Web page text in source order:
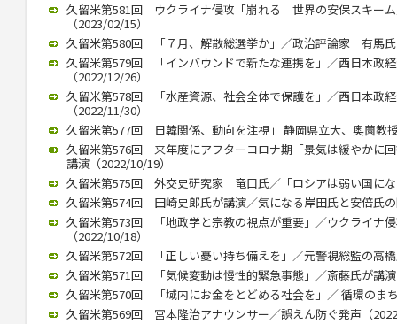
久留米第581回 ウクライナ侵攻「崩れる 世界の安保スキー
（2023/02/15）
久留米第580回 「７月、解散総選挙か」／政治評論家 有馬
久留米第579回 「インバウンドで新たな連携を」／西日本政
（2022/12/26）
久留米第578回 「水産資源、社会全体で保護を」／西日本政
（2022/11/30）
久留米第577回 日韓関係、動向を注視」 静岡県立大、奥薗教
久留米第576回 来年度にアフターコロナ期「景気は緩やかに
講演（2022/10/19）
久留米第575回 外交史研究家 竜口氏／「ロシアは弱い国に
久留米第574回 田崎史郎氏が講演／気になる岸田氏と安倍氏
久留米第573回 「地政学と宗教の視点が重要」／ウクライナ
（2022/10/18）
久留米第572回 「正しい憂い持ち備えを」／元警視総監の高
久留米第571回 「気候変動は慢性的緊急事態」／斎藤氏が講
久留米第570回 「域内にお金をとどめる社会を」／ 循環のま
久留米第569回 宮本隆治アナウンサー／誤えん防ぐ発声（